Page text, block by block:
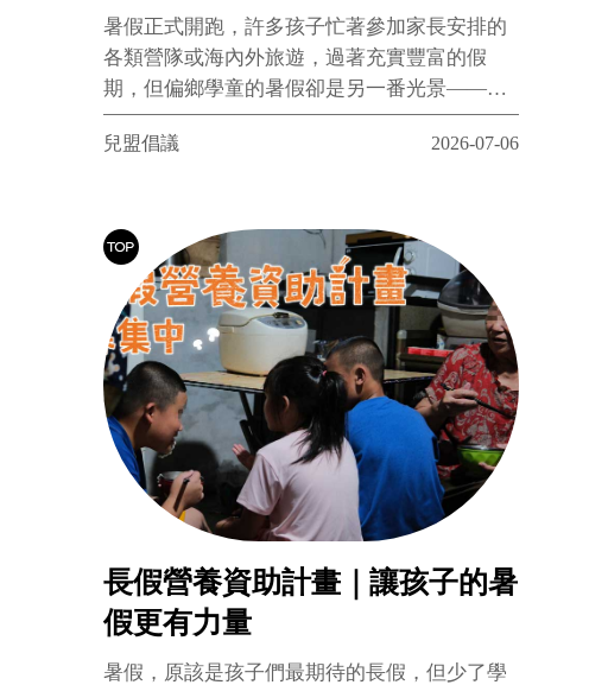
假挨餓、近四成個資裸奔
暑假正式開跑，許多孩子忙著參加家長安排的
各類營隊或海內外旅遊，過著充實豐富的假
期，但偏鄉學童的暑假卻是另一番光景——生
活匱乏與數位曝險的雙重危機，悄悄壓了過
來。偏鄉家長受限於生計，不得不缺席孩子的
台，正蠶食著偏鄉孩子的身心健康與數位隱
兒盟倡議 2026-07-06
長假營養資助計畫｜讓孩子的暑
假更有力量
暑假，原該是孩子們最期待的長假，但少了學